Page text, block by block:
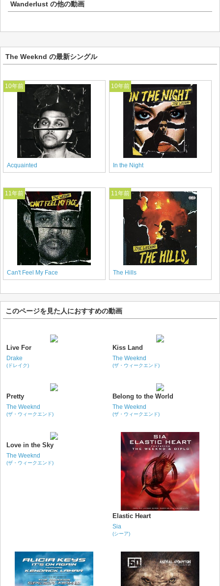
Wanderlust の他の動画
The Weeknd の最新シングル
10年前
Acquainted
10年前
In the Night
11年前
Can't Feel My Face
11年前
The Hills
このページを見た人におすすめの動画
Live For
Drake
(ドレイク)
Kiss Land
The Weeknd
(ザ・ウィークエンド)
Pretty
The Weeknd
(ザ・ウィークエンド)
Belong to the World
The Weeknd
(ザ・ウィークエンド)
Love in the Sky
The Weeknd
(ザ・ウィークエンド)
Elastic Heart
Sia
(シーア)